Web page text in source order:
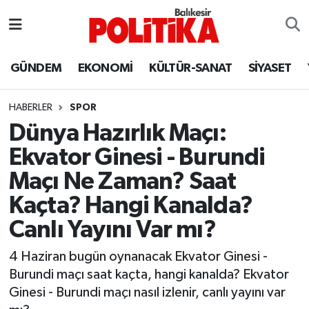
GÜNDEM EKONOMİ KÜLTÜR-SANAT SİYASET
HABERLER SPOR
Dünya Hazırlık Maçı:
Ekvator Ginesi - Burundi
Maçı Ne Zaman? Saat
Kaçta? Hangi Kanalda?
Canlı Yayını Var mı?
4 Haziran bugün oynanacak Ekvator Ginesi -
Burundi maçı saat kaçta, hangi kanalda? Ekvator
Ginesi - Burundi maçı nasıl izlenir, canlı yayını var
Ayvalık
Bandırma
Bigadiç
BİYOGRAFİLER
Burhaniye
ÇEVRE
Balıkesir Hava Durumu
Balıkesir Namaz Vakitleri
Balıkesir Trafik Yoğunluk Haritası
Süper Lig Puan Durumu ve Fikstür
Tüm Manşetler
Son Dakika Haberleri
Haber Arşivi